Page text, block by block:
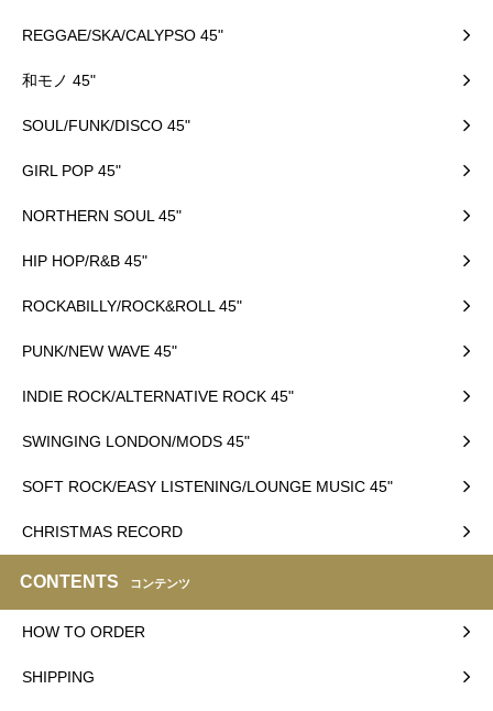
REGGAE/SKA/CALYPSO 45"
和モノ 45"
SOUL/FUNK/DISCO 45"
GIRL POP 45"
NORTHERN SOUL 45"
HIP HOP/R&B 45"
ROCKABILLY/ROCK&ROLL 45"
PUNK/NEW WAVE 45"
INDIE ROCK/ALTERNATIVE ROCK 45"
SWINGING LONDON/MODS 45"
SOFT ROCK/EASY LISTENING/LOUNGE MUSIC 45"
CHRISTMAS RECORD
CONTENTS コンテンツ
HOW TO ORDER
SHIPPING